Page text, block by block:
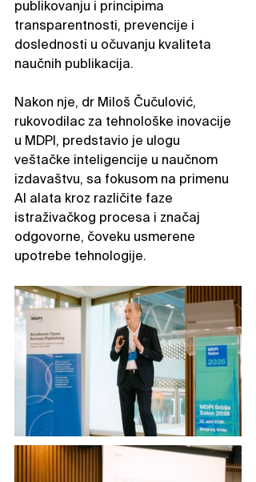
publikovanju i principima
transparentnosti, prevencije i
doslednosti u očuvanju kvaliteta
naučnih publikacija.
Nakon nje, dr Miloš Čučulović,
rukovodilac za tehnološke inovacije
u MDPI, predstavio je ulogu
veštačke inteligencije u naučnom
izdavaštvu, sa fokusom na primenu
AI alata kroz različite faze
istraživačkog procesa i značaj
odgovorne, čoveku usmerene
upotrebe tehnologije.